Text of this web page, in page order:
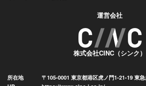
運営会社
株式会社CINC（シンク）
所在地
〒105-0001 東京都港区虎ノ門1-21-19 東